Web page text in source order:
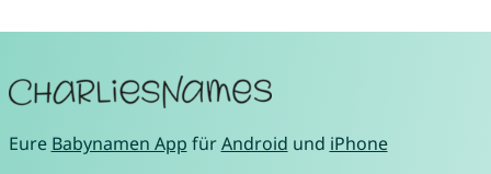
Eure Babynamen App fürAndroid und iPhone